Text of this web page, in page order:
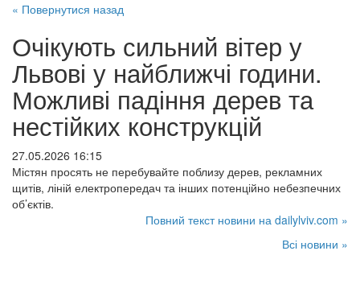
« Повернутися назад
Очікують сильний вітер у
Львові у найближчі години.
Можливі падіння дерев та
нестійких конструкцій
27.05.2026 16:15
Містян просять не перебувайте поблизу дерев, рекламних
щитів, ліній електропередач та інших потенційно небезпечних
об’єктів.
Повний текст новини на dailylviv.com »
Всі новини »